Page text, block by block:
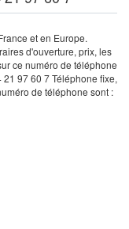
et en Europe.
d'ouverture, prix, les
ce numéro de téléphone
97 60 7 Téléphone fixe,
de téléphone sont :